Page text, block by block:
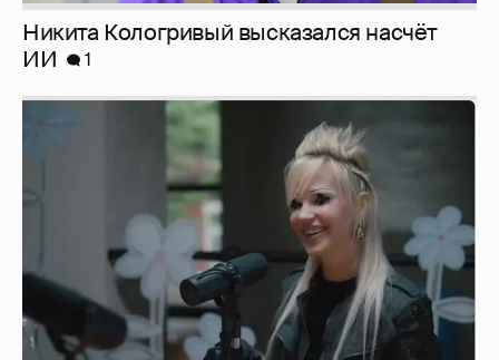
Певица Глюкоза рассказала о съёмках для
эротического журнала
3